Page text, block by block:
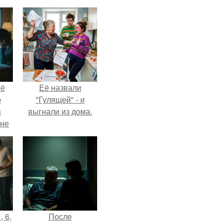
Её назвали
"Гулящей" - и
выгнали из дома.
6, После